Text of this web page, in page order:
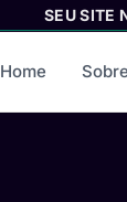
SEU SITE
Home Sobre